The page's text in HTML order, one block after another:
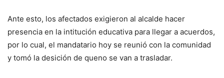
Ante esto, los afectados exigieron al alcalde hacer
presencia en la intitución educativa para llegar a acuerdos,
por lo cual, el mandatario hoy se reunió con la comunidad
y tomó la desición de queno se van a trasladar.